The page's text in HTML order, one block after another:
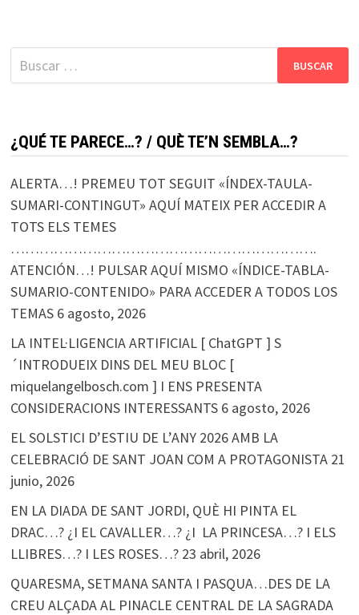
Buscar:
¿QUÉ TE PARECE…? / QUÈ TE’N SEMBLA…?
ALERTA…! PREMEU TOT SEGUIT «ÍNDEX-TAULA-
SUMARI-CONTINGUT» AQUÍ MATEIX PER ACCEDIR A
TOTS ELS TEMES
……………………………………………………….
ATENCIÓN…! PULSAR AQUÍ MISMO «ÍNDICE-TABLA-
SUMARIO-CONTENIDO» PARA ACCEDER A TODOS LOS
TEMAS 6 agosto, 2026
LA INTEL·LIGENCIA ARTIFICIAL [ ChatGPT ] S
´INTRODUEIX DINS DEL MEU BLOC [
miquelangelbosch.com ] I ENS PRESENTA
CONSIDERACIONS INTERESSANTS 6 agosto, 2026
EL SOLSTICI D’ESTIU DE L’ANY 2026 AMB LA
CELEBRACIÓ DE SANT JOAN COM A PROTAGONISTA 21
junio, 2026
EN LA DIADA DE SANT JORDI, QUÈ HI PINTA EL
DRAC…? ¿I EL CAVALLER…? ¿I LA PRINCESA…? I ELS
LLIBRES…? I LES ROSES…? 23 abril, 2026
QUARESMA, SETMANA SANTA I PASQUA…DES DE LA
CREU ALÇADA AL PINACLE CENTRAL DE LA SAGRADA